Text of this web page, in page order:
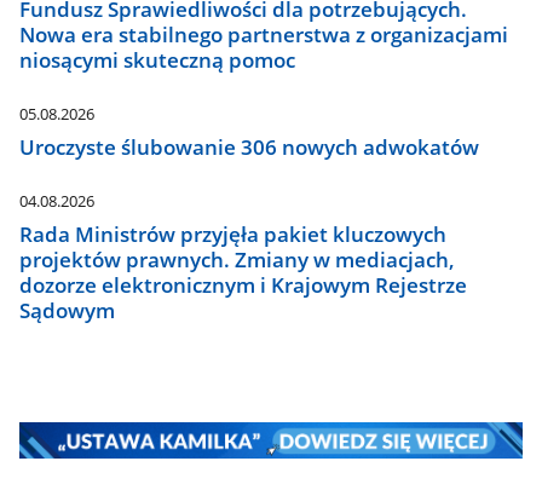
Fundusz Sprawiedliwości dla potrzebujących.
Nowa era stabilnego partnerstwa z organizacjami
niosącymi skuteczną pomoc
05.08.2026
Uroczyste ślubowanie 306 nowych adwokatów
04.08.2026
Rada Ministrów przyjęła pakiet kluczowych
projektów prawnych. Zmiany w mediacjach,
dozorze elektronicznym i Krajowym Rejestrze
Sądowym